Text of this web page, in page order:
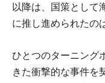
以降は、国策として
に推し進められたの
ひとつのターニング
きた衝撃的な事件を